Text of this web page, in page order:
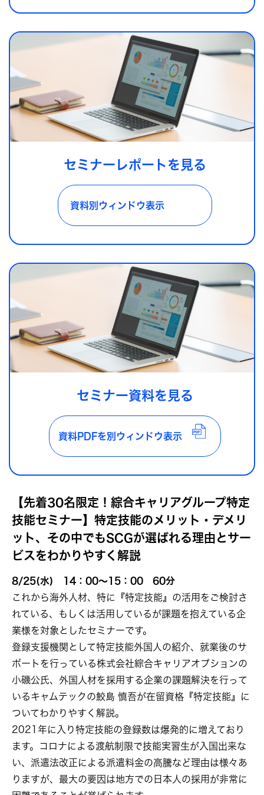
セミナーレポートを見る
資料別ウィンドウ表示
セミナー資料を見る
資料PDFを別ウィンドウ表示
【先着30名限定！綜合キャリアグループ特定
技能セミナー】特定技能のメリット・デメリ
ット、その中でもSCGが選ばれる理由とサー
ビスをわかりやすく解説
8/25(水) 14：00～15：00 60分
これから海外人材、特に『特定技能』の活用をご検討さ
れている、もしくは活用しているが課題を抱えている企
業様を対象としたセミナーです。
登録支援機関として特定技能外国人の紹介、就業後のサ
ポートを行っている株式会社綜合キャリアオプションの
小磯公氏、外国人材を採用する企業の課題解決を行って
いるキャムテックの鮫島 慎吾が在留資格『特定技能』に
ついてわかりやすく解説。
2021年に入り特定技能の登録数は爆発的に増えており
ます。コロナによる渡航制限で技能実習生が入国出来な
い、派遣法改正による派遣料金の高騰など理由は様々あ
りますが、最大の要因は地方での日本人の採用が非常に